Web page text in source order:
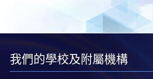
我們的學校及附屬機構